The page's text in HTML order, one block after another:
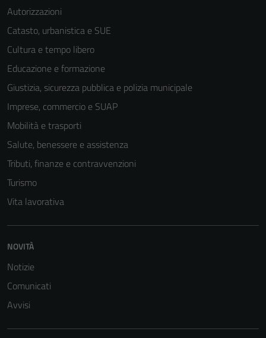
Autorizzazioni
Catasto, urbanistica e SUE
Cultura e tempo libero
Educazione e formazione
Giustizia, sicurezza pubblica e polizia municipale
Imprese, commercio e SUAP
Mobilità e trasporti
Salute, benessere e assistenza
Tributi, finanze e contravvenzioni
Turismo
Vita lavorativa
NOVITÀ
Notizie
Comunicati
Avvisi
funzionamento
informazioni